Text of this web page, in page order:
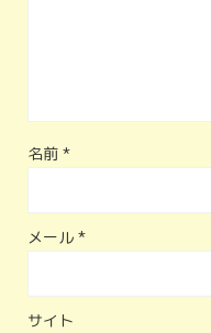
名前 *
メール *
サイト